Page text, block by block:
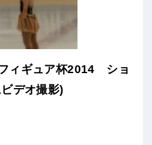
ィギュア杯2014 ショ
デオ撮影)